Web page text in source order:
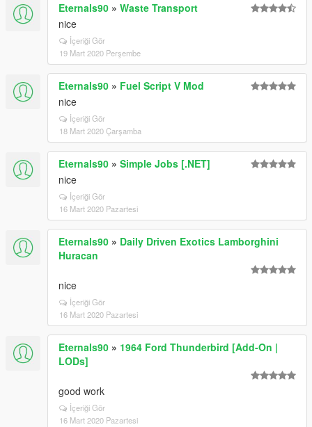
Eternals90 » Waste Transport
nice
İçeriği Gör
19 Mart 2020 Perşembe
Eternals90 » Fuel Script V Mod
nice
İçeriği Gör
18 Mart 2020 Çarşamba
Eternals90 » Simple Jobs [.NET]
nice
İçeriği Gör
16 Mart 2020 Pazartesi
Eternals90 » Daily Driven Exotics Lamborghini
Huracan
nice
İçeriği Gör
16 Mart 2020 Pazartesi
Eternals90 » 1964 Ford Thunderbird [Add-On |
LODs]
good work
İçeriği Gör
16 Mart 2020 Pazartesi